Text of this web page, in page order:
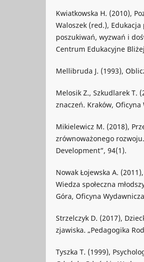
Kwiatkowska H. (2010),
Waloszek (red.),
poszukiwań, wyzwań i
Centrum Edukacyjne
Mellibruda J. (1993),
Melosik Z., Szkudlarek T.
znaczeń. Kraków, Oficyna
Mikielewicz M. (2018),
zrównoważonego
Development”, 94(1).
Nowak Łojewska A.
Wiedza społeczna
Góra, Oficyna
Strzelczyk D. (2017),
zjawiska. „Pedagogika
Tyszka T. (1999),